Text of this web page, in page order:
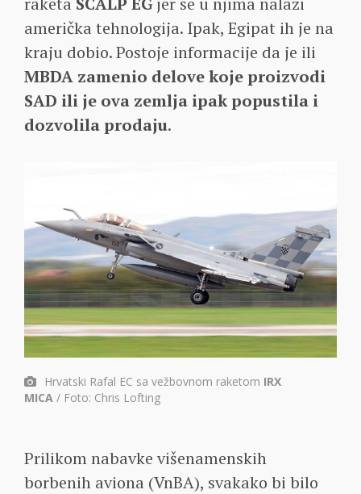
američka tehnologija. Ipak, Egipat ih je na
kraju dobio. Postoje informacije da je ili
MBDA zamenio delove koje proizvodi
SAD ili je ova zemlja ipak popustila i
dozvolila prodaju.
Hrvatski Rafal EC sa vežbovnom raketom IRX
MICA / Foto: Chris Lofting
Prilikom nabavke višenamenskih
borbenih aviona (VnBA), svakako bi bilo